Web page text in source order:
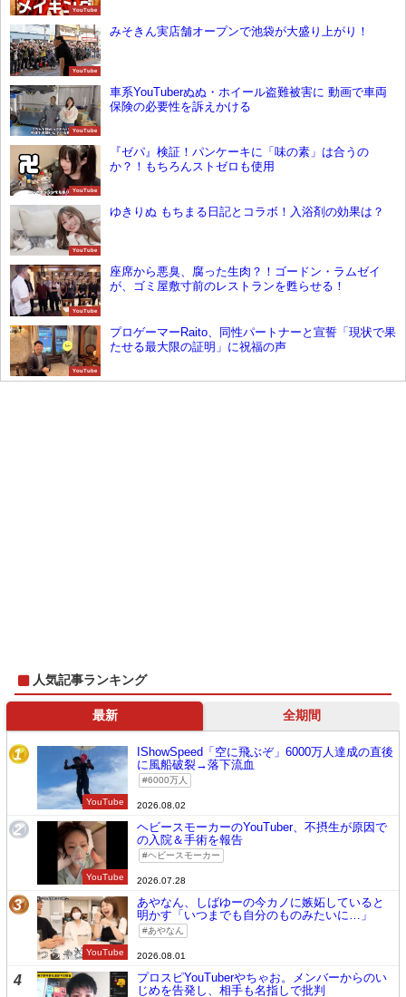
YouTube
YouTube
みそきん実店舗オープンで池袋が大盛り上がり！
YouTube
車系YouTuberぬぬ・ホイール盗難被害に 動画で車両
保険の必要性を訴えかける
YouTube
『ゼパ』検証！パンケーキに「味の素」は合うの
か？！もちろんストゼロも使用
YouTube
ゆきりぬ もちまる日記とコラボ！入浴剤の効果は？
YouTube
座席から悪臭、腐った生肉？！ゴードン・ラムゼイ
が、ゴミ屋敷寸前のレストランを甦らせる！
YouTube
プロゲーマーRaito、同性パートナーと宣誓「現状で果
たせる最大限の証明」に祝福の声
人気記事ランキング
最新 全期間
1
YouTube
IShowSpeed「空に飛ぶぞ」6000万人達成の直後
に風船破裂→落下流血
6000万人
2026.08.02
2
YouTube
ヘビースモーカーのYouTuber、不摂生が原因で
の入院＆手術を報告
ヘビースモーカー
2026.07.28
3
YouTube
あやなん、しばゆーの今カノに嫉妬していると
明かす「いつまでも自分のものみたいに…」
あやなん
2026.08.01
4
プロスピYouTuberやちゃお。メンバーからのい
じめを告発し、相手も名指しで批判